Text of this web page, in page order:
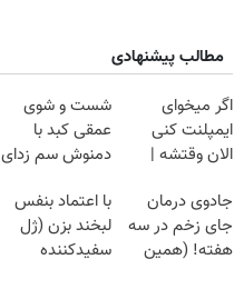
مطالب پیشنهادی
اگر میخوای
ایمپلنت کنی
الان وقتشه |
میلیون تومان!!!
شست و شوی
عمقی کبد با
دمنوش سم زدای
جادوی درمان
جای زخم در سه
هفته! (همین
با اعتماد بنفس
لبخند بزن (ژل
سفیدکننده